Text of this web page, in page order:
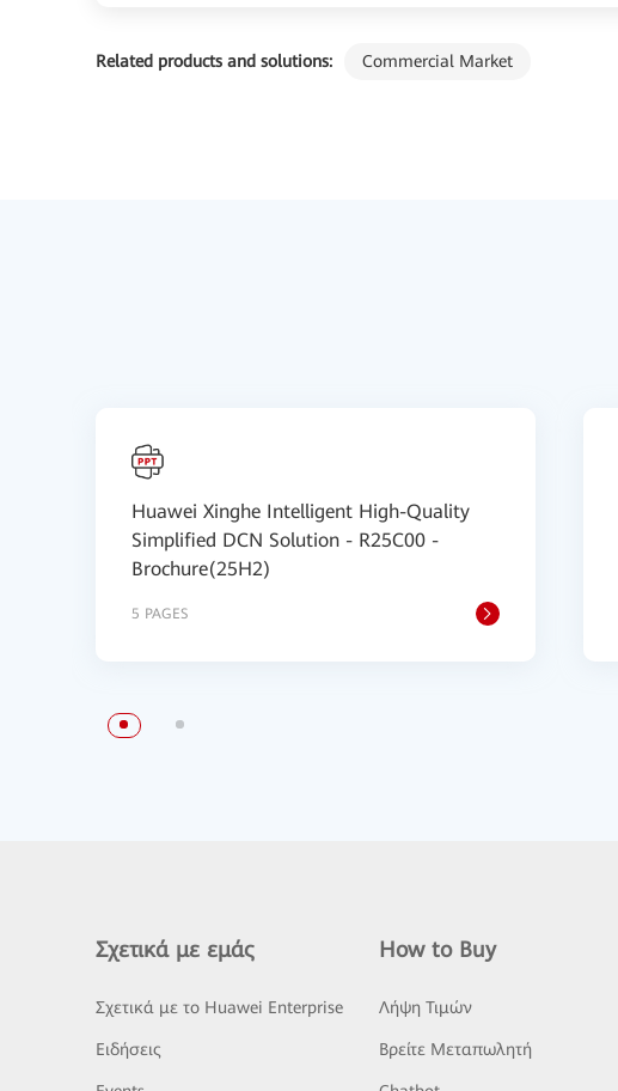
Related products and solutions: Commercial Market
Huawei Xinghe Intelligent High-Quality
Simplified DCN Solution - R25C00 -
Brochure(25H2)
5 PAGES
Σχετικά με εμάς
Σχετικά με το Huawei Enterprise
Ειδήσεις
How to Buy
Λήψη Τιμών
Βρείτε Μεταπωλητή